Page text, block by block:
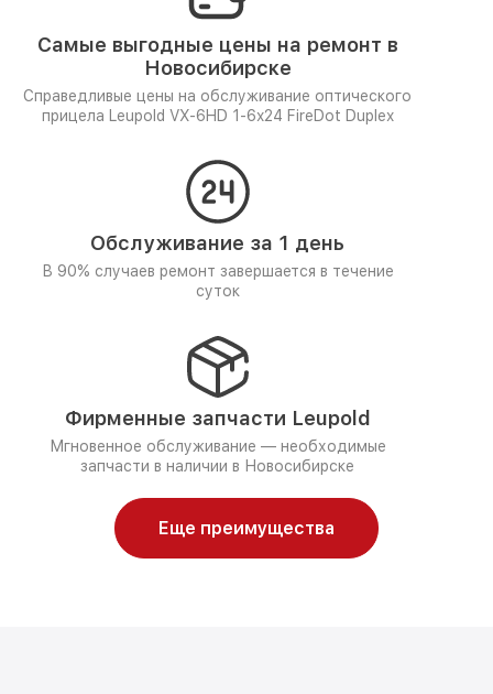
Самые выгодные цены на ремонт в
Новосибирске
Справедливые цены на обслуживание оптического
прицела Leupold VX-6HD 1-6x24 FireDot Duplex
Обслуживание за 1 день
В 90% случаев ремонт завершается в течение
суток
Фирменные запчасти Leupold
Мгновенное обслуживание — необходимые
запчасти в наличии в Новосибирске
Еще преимущества